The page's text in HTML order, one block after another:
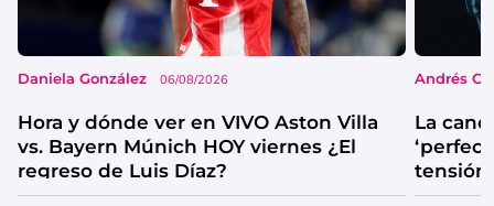
Daniela González 06/08/2026
Hora y dónde ver en VIVO Aston Villa
vs. Bayern Múnich HOY viernes ¿El
regreso de Luis Díaz?
Andrés
La
tensión
catarsis